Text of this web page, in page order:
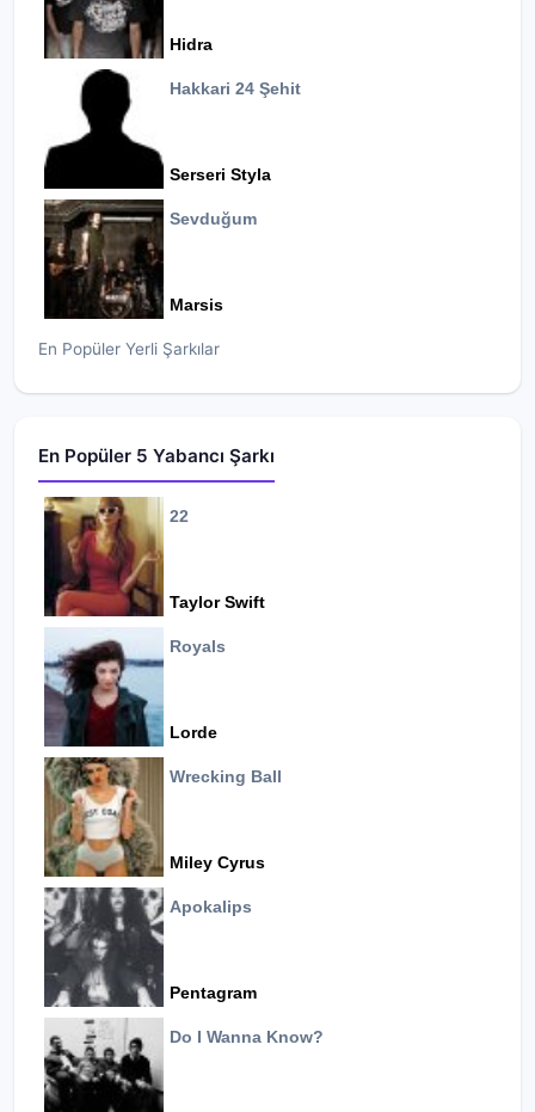
Hidra
Hakkari 24 Şehit
Serseri Styla
Sevduğum
Marsis
En Popüler Yerli Şarkılar
En Popüler 5 Yabancı Şarkı
22
Taylor Swift
Royals
Lorde
Wrecking Ball
Miley Cyrus
Apokalips
Pentagram
Do I Wanna Know?